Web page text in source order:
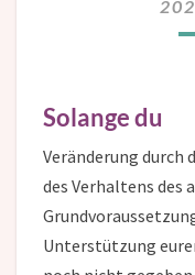
Solange du
Veränderung durch
des Verhaltens des
Unterstützung